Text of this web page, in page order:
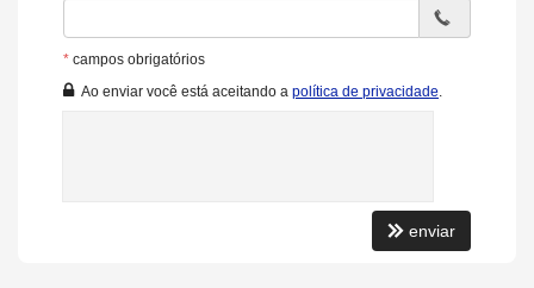
* campos obrigatórios
Ao enviar você está aceitando a política de privacidade
enviar